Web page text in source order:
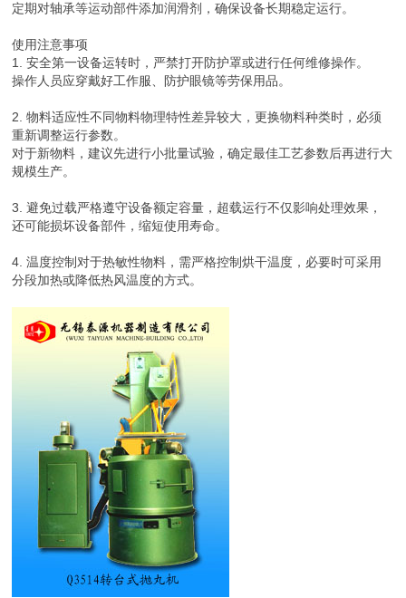
定期对轴承等运动部件添加润滑剂，确保设备长期稳定运行。
使用注意事项
1. 安全第一设备运转时，严禁打开防护罩或进行任何维修操作。
操作人员应穿戴好工作服、防护眼镜等劳保用品。
2. 物料适应性不同物料物理特性差异较大，更换物料种类时，必须
重新调整运行参数。
对于新物料，建议先进行小批量试验，确定最佳工艺参数后再进行大
规模生产。
3. 避免过载严格遵守设备额定容量，超载运行不仅影响处理效果，
还可能损坏设备部件，缩短使用寿命。
4. 温度控制对于热敏性物料，需严格控制烘干温度，必要时可采用
分段加热或降低热风温度的方式。